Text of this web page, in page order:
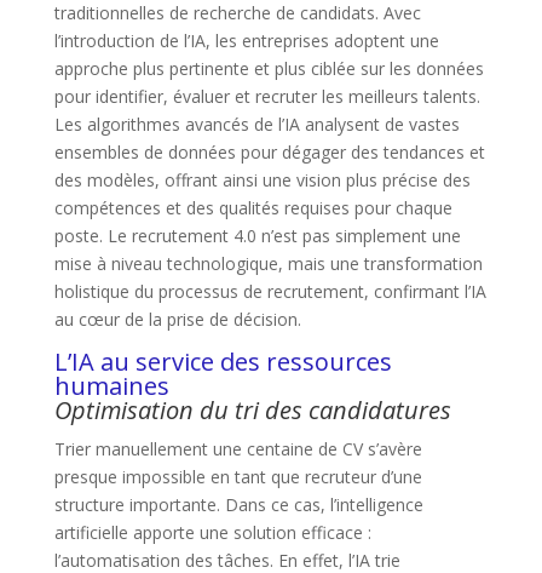
traditionnelles de recherche de candidats. Avec
l’introduction de l’IA, les entreprises adoptent une
approche plus pertinente et plus ciblée sur les données
pour identifier, évaluer et recruter les meilleurs talents.
Les algorithmes avancés de l’IA analysent de vastes
ensembles de données pour dégager des tendances et
des modèles, offrant ainsi une vision plus précise des
compétences et des qualités requises pour chaque
poste. Le recrutement 4.0 n’est pas simplement une
mise à niveau technologique, mais une transformation
holistique du processus de recrutement, confirmant l’IA
au cœur de la prise de décision.
L’IA au service des ressources
humaines
Optimisation du tri des candidatures
Trier manuellement une centaine de CV s’avère
presque impossible en tant que recruteur d’une
structure importante. Dans ce cas, l’intelligence
artificielle apporte une solution efficace :
l’automatisation des tâches. En effet, l’IA trie